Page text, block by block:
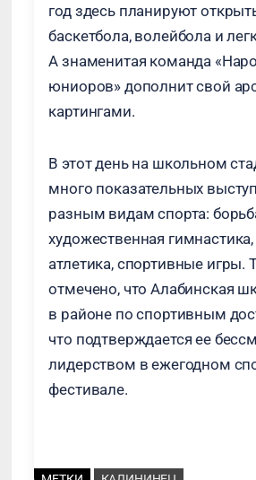
год здесь планируют
баскетбола, волейбола и
А знаменитая команда
юниоров» дополнит свой
картингами.
В этот день на школьном
много показательных
разным видам спорта:
художественная гимнастика,
атлетика, спортивные игры.
отмечено, что Алабинская
в районе по спортивным
что подтверждается ее
лидерством в ежегодном
фестивале.